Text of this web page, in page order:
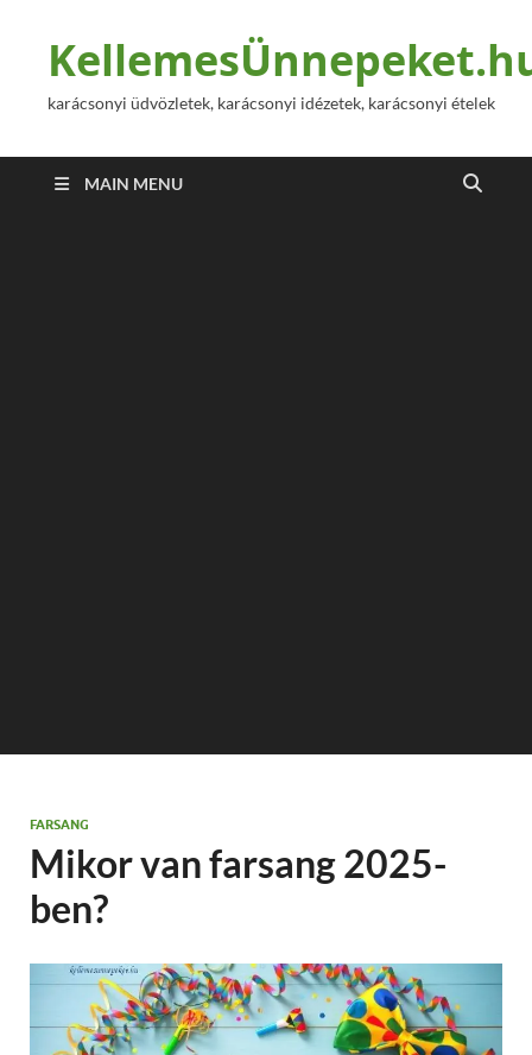
karácsonyi üdvözletek, karácsonyi idézetek, karácsonyi ételek
MAIN MENU
FARSANG
Mikor van farsang 2025-
ben?